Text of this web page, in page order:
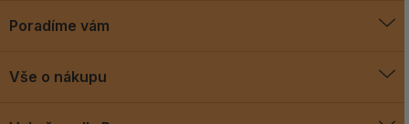
Poradíme vám
Vše o nákupu